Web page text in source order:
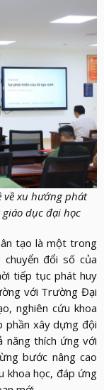
về xu hướng phát
dục đại học
tạo là một trong
đổi số của
tiếp tục phát huy
với Trường Đại
nghiên cứu khoa
phần xây dựng đội
năng thích ứng với
bước nâng cao
khoa học, đáp ứng